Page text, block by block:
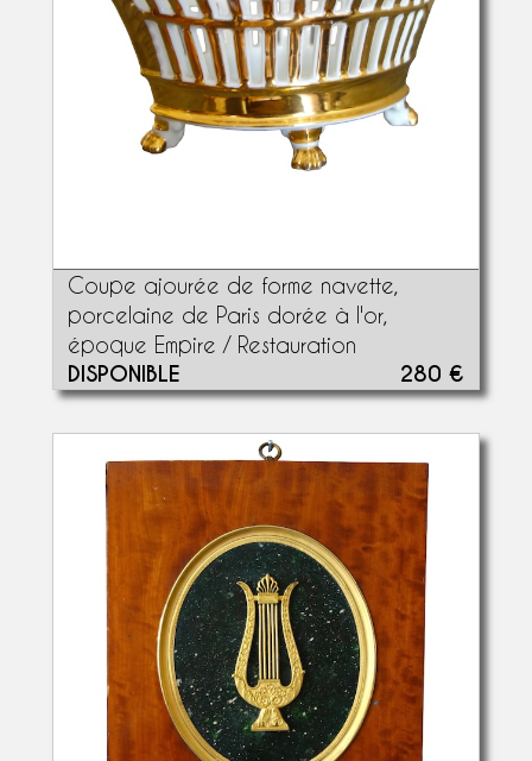
Coupe ajourée de forme navette,
porcelaine de Paris dorée à l'or,
époque Empire / Restauration
DISPONIBLE 280 €